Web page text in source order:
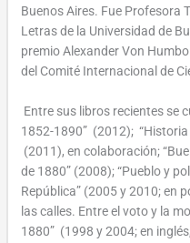
Buenos Aires. Fue Profesora
Letras de la Universidad de
premio Alexander Von
del Comité Internacional de
Entre sus libros recientes se
1852-1890” (2012); “Historia
(2011), en colaboración;
de 1880” (2008); “Pueblo y
República” (2005 y 2010; en
las calles. Entre el voto y la
1880” (1998 y 2004; en